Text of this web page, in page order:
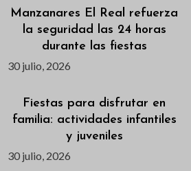
Manzanares El Real refuerza
la seguridad las 24 horas
durante las fiestas
30 julio, 2026
Fiestas para disfrutar en
familia: actividades infantiles
y juveniles
30 julio, 2026